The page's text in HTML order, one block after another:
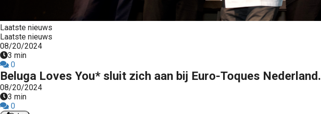
Laatste nieuws
Laatste nieuws
08/20/2024
3 min
0
Beluga Loves You* sluit zich aan bij Euro-Toques Nederland.
08/20/2024
3 min
0